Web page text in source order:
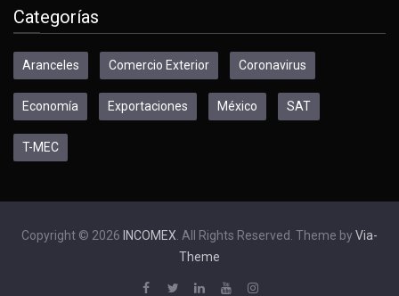
Categorías
Aranceles Comercio Exterior Coronavirus
Economía Exportaciones México SAT
T-MEC
Copyright © 2026 INCOMEX . All Rights Reserved. Theme by Via-
Theme